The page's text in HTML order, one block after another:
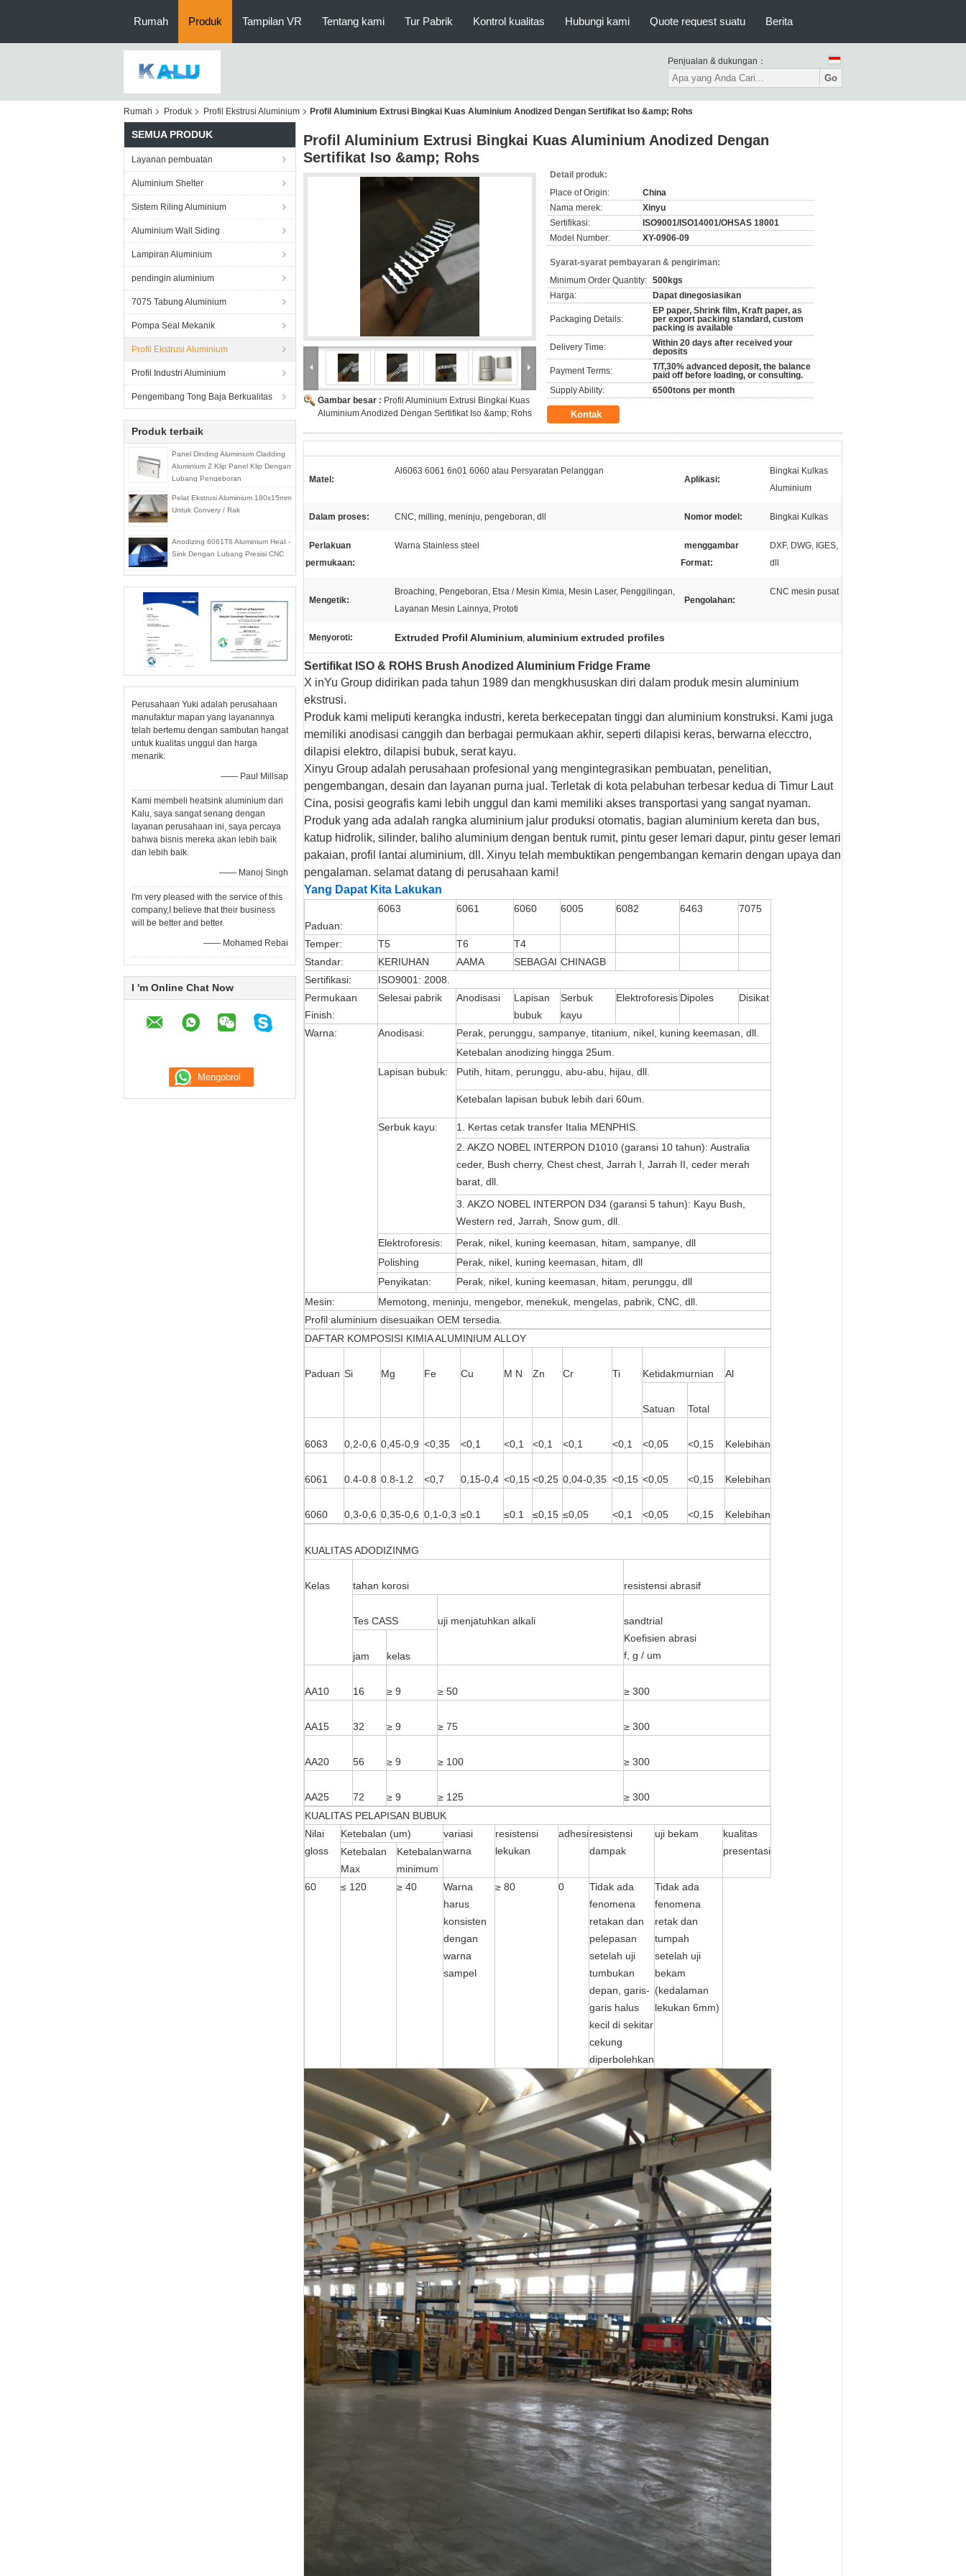
Rumah Produk Tampilan VR Tentang kami Tur Pabrik Kontrol kualitas Hubungi kami Quote request suatu Berita
Penjualan & dukungan：
Go
Rumah Produk Profil Ekstrusi Aluminium Profil Aluminium Extrusi Bingkai Kuas Aluminium Anodized Dengan Sertifikat Iso &amp; Rohs
SEMUA PRODUK
Layanan pembuatan
Aluminium Shelter
Sistem Riling Aluminium
Aluminium Wall Siding
Lampiran Aluminium
pendingin aluminium
7075 Tabung Aluminium
Pompa Seal Mekanik
Profil Ekstrusi Aluminium
Profil Industri Aluminium
Pengembang Tong Baja Berkualitas
Produk terbaik
Panel Dinding Aluminium Cladding
Aluminium Z Klip Panel Klip Dengan
Lubang Pengeboran
Pelat Ekstrusi Aluminium 180x15mm
Untuk Convery / Rak
Anodizing 6061T6 Aluminium Heat -
Sink Dengan Lubang Presisi CNC
Perusahaan Yuki adalah perusahaan
manufaktur mapan yang layanannya
telah bertemu dengan sambutan hangat
untuk kualitas unggul dan harga
menarik.
—— Paul Millsap
Kami membeli heatsink aluminium dari
Kalu, saya sangat senang dengan
layanan perusahaan ini, saya percaya
bahwa bisnis mereka akan lebih baik
dan lebih baik.
—— Manoj Singh
I'm very pleased with the service of this
company,I believe that their business
will be better and better.
—— Mohamed Rebai
I 'm Online Chat Now
Profil Aluminium Extrusi Bingkai Kuas Aluminium Anodized Dengan
Sertifikat Iso &amp; Rohs
Gambar besar : Profil Aluminium Extrusi Bingkai Kuas
Aluminium Anodized Dengan Sertifikat Iso &amp; Rohs
Detail produk:
Place of Origin:
China
Nama merek:
Xinyu
Sertifikasi:
ISO9001/ISO14001/OHSAS 18001
Model Number:
XY-0906-09
Syarat-syarat pembayaran & pengiriman:
Minimum Order Quantity: 500kgs
Harga:
Dapat dinegosiasikan
Packaging Details:
EP paper, Shrink film, Kraft paper, as
per export packing standard, custom
packing is available
Delivery Time:
Within 20 days after received your
deposits
Payment Terms:
T/T,30% advanced deposit, the balance
paid off before loading, or consulting.
Supply Ability:
6500tons per month
Kontak
Matel:
Al6063 6061 6n01 6060 atau Persyaratan Pelanggan
Aplikasi:
Bingkai Kulkas
Aluminium
Dalam proses: CNC, milling, meninju, pengeboran, dll Nomor model: Bingkai Kulkas
Perlakuan
permukaan:
Warna Stainless steel
menggambar
Format:
DXF, DWG, IGES,
dll
Mengetik:
Broaching, Pengeboran, Etsa / Mesin Kimia, Mesin Laser, Penggilingan,
Layanan Mesin Lainnya, Prototi
Pengolahan:
CNC mesin pusat
Menyoroti: Extruded Profil Aluminium, aluminium extruded profiles
Sertifikat ISO & ROHS Brush Anodized Aluminium Fridge Frame
X inYu Group didirikan pada tahun 1989 dan mengkhususkan diri dalam produk mesin aluminium
ekstrusi.
Produk kami meliputi kerangka industri, kereta berkecepatan tinggi dan aluminium konstruksi. Kami juga
memiliki anodisasi canggih dan berbagai permukaan akhir, seperti dilapisi keras, berwarna elecctro,
dilapisi elektro, dilapisi bubuk, serat kayu.
Xinyu Group adalah perusahaan profesional yang mengintegrasikan pembuatan, penelitian,
pengembangan, desain dan layanan purna jual. Terletak di kota pelabuhan terbesar kedua di Timur Laut
Cina, posisi geografis kami lebih unggul dan kami memiliki akses transportasi yang sangat nyaman.
Produk yang ada adalah rangka aluminium jalur produksi otomatis, bagian aluminium kereta dan bus,
katup hidrolik, silinder, baliho aluminium dengan bentuk rumit, pintu geser lemari dapur, pintu geser lemari
pakaian, profil lantai aluminium, dll. Xinyu telah membuktikan pengembangan kemarin dengan upaya dan
pengalaman. selamat datang di perusahaan kami!
Yang Dapat Kita Lakukan
Paduan:
6063 6061 6060 6005 6082 6463 7075
Temper: T5 T6
T4
Standar:
KERIUHAN AAMA SEBAGAI CHINAGB
Sertifikasi:
ISO9001: 2008.
Permukaan
Finish:
Selesai pabrik Anodisasi
Lapisan
bubuk
Serbuk
kayu
Elektroforesis Dipoles Disikat
Warna: Anodisasi:
Perak, perunggu, sampanye, titanium, nikel, kuning keemasan, dll.
Ketebalan anodizing hingga 25um.
Lapisan bubuk:
Putih, hitam, perunggu, abu-abu, hijau, dll.
Ketebalan lapisan bubuk lebih dari 60um.
Serbuk kayu:
1. Kertas cetak transfer Italia MENPHIS.
2. AKZO NOBEL INTERPON D1010 (garansi 10 tahun): Australia
ceder, Bush cherry, Chest chest, Jarrah I, Jarrah II, ceder merah
barat, dll.
3. AKZO NOBEL INTERPON D34 (garansi 5 tahun): Kayu Bush,
Western red, Jarrah, Snow gum, dll.
Elektroforesis:
Perak, nikel, kuning keemasan, hitam, sampanye, dll
Polishing
Perak, nikel, kuning keemasan, hitam, dll
Penyikatan:
Perak, nikel, kuning keemasan, hitam, perunggu, dll
Mesin:
Memotong, meninju, mengebor, menekuk, mengelas, pabrik, CNC, dll.
Profil aluminium disesuaikan OEM tersedia.
DAFTAR KOMPOSISI KIMIA ALUMINIUM ALLOY
Paduan Si Mg Fe Cu M N Zn Cr Ti Ketidakmurnian Al
Satuan Total
6063 0,2-0,6 0,45-0,9 <0,35 <0,1 <0,1 <0,1 <0,1 <0,1 <0,05 <0,15 Kelebihan
6061 0.4-0.8 0.8-1.2 <0,7 0,15-0,4 <0,15 <0,25 0,04-0,35 <0,15 <0,05 <0,15 Kelebihan
6060 0,3-0,6 0,35-0,6 0,1-0,3 ≤0.1 ≤0.1 ≤0,15 ≤0,05 <0,1 <0,05 <0,15 Kelebihan
KUALITAS ADODIZINMG
Kelas tahan korosi resistensi abrasif
Tes CASS uji menjatuhkan alkali
sandtrial
Koefisien abrasi
f, g / um
jam kelas
AA10 16 ≥ 9 ≥ 50 ≥ 300
AA15 32 ≥ 9 ≥ 75 ≥ 300
AA20 56 ≥ 9 ≥ 100 ≥ 300
AA25 72 ≥ 9 ≥ 125
≥ 300
KUALITAS PELAPISAN BUBUK
Nilai
gloss
Ketebalan (um)
variasi
warna
resistensi
lekukan
adhesiresistensi
dampak
uji bekam
kualitas
presentasi
Ketebalan
Max
Ketebalan
minimum
60
≤ 120 ≥ 40
Warna
harus
konsisten
dengan
warna
sampel
≥ 80 0
Tidak ada
fenomena
retakan dan
pelepasan
setelah uji
tumbukan
depan, garis-
garis halus
kecil di sekitar
cekung
diperbolehkan
Tidak ada
fenomena
retak dan
tumpah
setelah uji
bekam
(kedalaman
lekukan 6mm)